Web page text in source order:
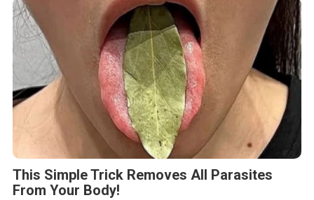
This Simple Trick Removes All Parasites
From Your Body!